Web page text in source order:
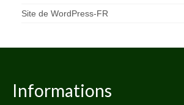
Site de WordPress-FR
Informations